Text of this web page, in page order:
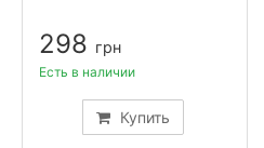
298 грн
Купить
Есть в наличии